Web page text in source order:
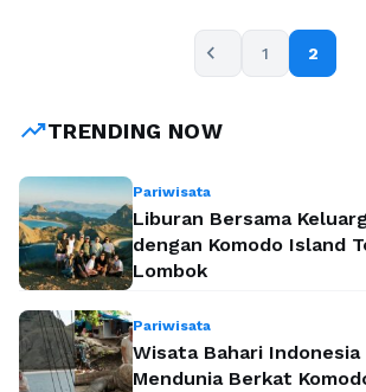
Kabupaten Kuningan ini, ke empat kafe
1. Cullinology & Milk Bar Cafe unik di …
chevron_left 1 2
trending_upTRENDING NOW
Pariwisata
Liburan Bersama
dengan Komodo Island
Lombok
Pariwisata
Wisata Bahari Indonesia
Mendunia Berkat